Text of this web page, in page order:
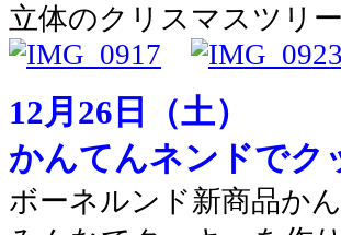
立体のクリスマスツリ
12月26日（土）
かんてんネンドでク
ボーネルンド新商品か